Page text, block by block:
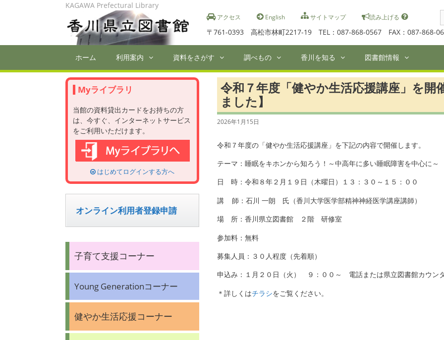
アクセス English サイトマップ 読み上げる
〒761-0393 高松市林町2217-19 TEL：087-868-0567 FAX：087-868-
KAGAWA Prefectural Library
ホーム 利用案内 資料をさがす 調べもの 香川を知る 図書館情報
令和７年度「健やか生活応援講座」を開
ました】
2026年1月15日
令和７年度の「健やか生活応援講座」を下記の内容で開催します。
テーマ：睡眠をキホンから知ろう！～中高年に多い睡眠障害を中心に～
日 時：令和８年２月１９日（木曜日）１３：３０～１５：００
講 師：石川 一朗 氏（香川大学医学部精神神経医学講座講師）
場 所：香川県立図書館 ２階 研修室
参加料：無料
募集人員：３０人程度（先着順）
申込み：１月２０日（火） ９：００～ 電話または県立図書館カウン
＊詳しくはチラシをご覧ください。
Myライブラリ
当館の資料貸出カードをお持ちの方
は、今すぐ、インターネットサービス
をご利用いただけます。
はじめてログインする方へ
オンライン利用者登録申請
子育て支援コーナー
Young Generationコーナー
健やか生活応援コーナー